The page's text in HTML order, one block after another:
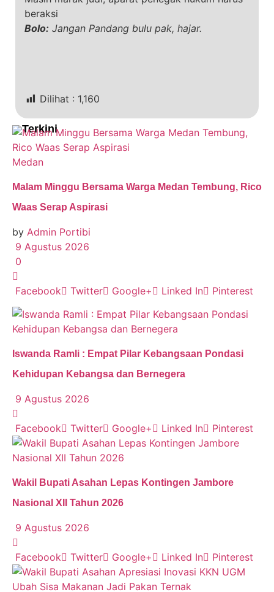
beraksi
Bolo: Jangan Pandang bulu pak, hajar.
Dilihat : 1,160
Terkini
Medan
Malam Minggu Bersama Warga Medan Tembung, Rico
Waas Serap Aspirasi
by Admin Portibi
9 Agustus 2026
0
Facebook Twitter Google+ Linked In Pinterest
Iswanda Ramli : Empat Pilar Kebangsaan Pondasi
Kehidupan Kebangsa dan Bernegera
9 Agustus 2026
Facebook Twitter Google+ Linked In Pinterest
Wakil Bupati Asahan Lepas Kontingen Jambore
Nasional XII Tahun 2026
9 Agustus 2026
Facebook Twitter Google+ Linked In Pinterest